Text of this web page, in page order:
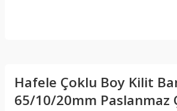
Hafele Çoklu Boy Kilit
65/10/20mm Paslanmaz